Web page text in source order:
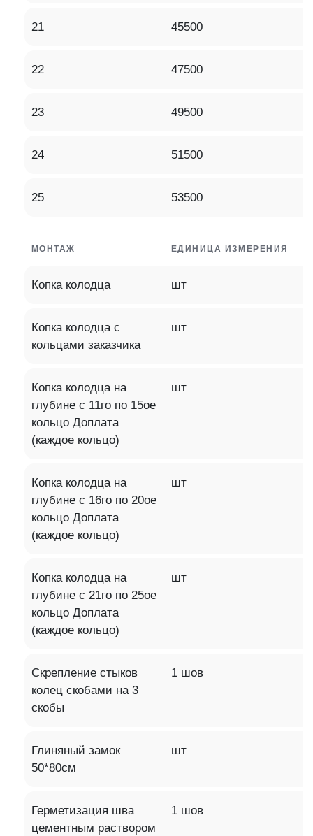
21 45500
22 47500
23 49500
24 51500
25 53500
МОНТАЖ ЕДИНИЦА ИЗМЕРЕНИЯ
Копка колодца шт
Копка колодца с
кольцами заказчика
шт
Копка колодца на
глубине с 11го по 15ое
кольцо Доплата
(каждое кольцо)
шт
Копка колодца на
глубине с 16го по 20ое
кольцо Доплата
(каждое кольцо)
шт
Копка колодца на
глубине с 21го по 25ое
кольцо Доплата
(каждое кольцо)
шт
Скрепление стыков
колец скобами на 3
скобы
1 шов
Глиняный замок
50*80см
шт
Герметизация шва
цементным раствором
1 шов